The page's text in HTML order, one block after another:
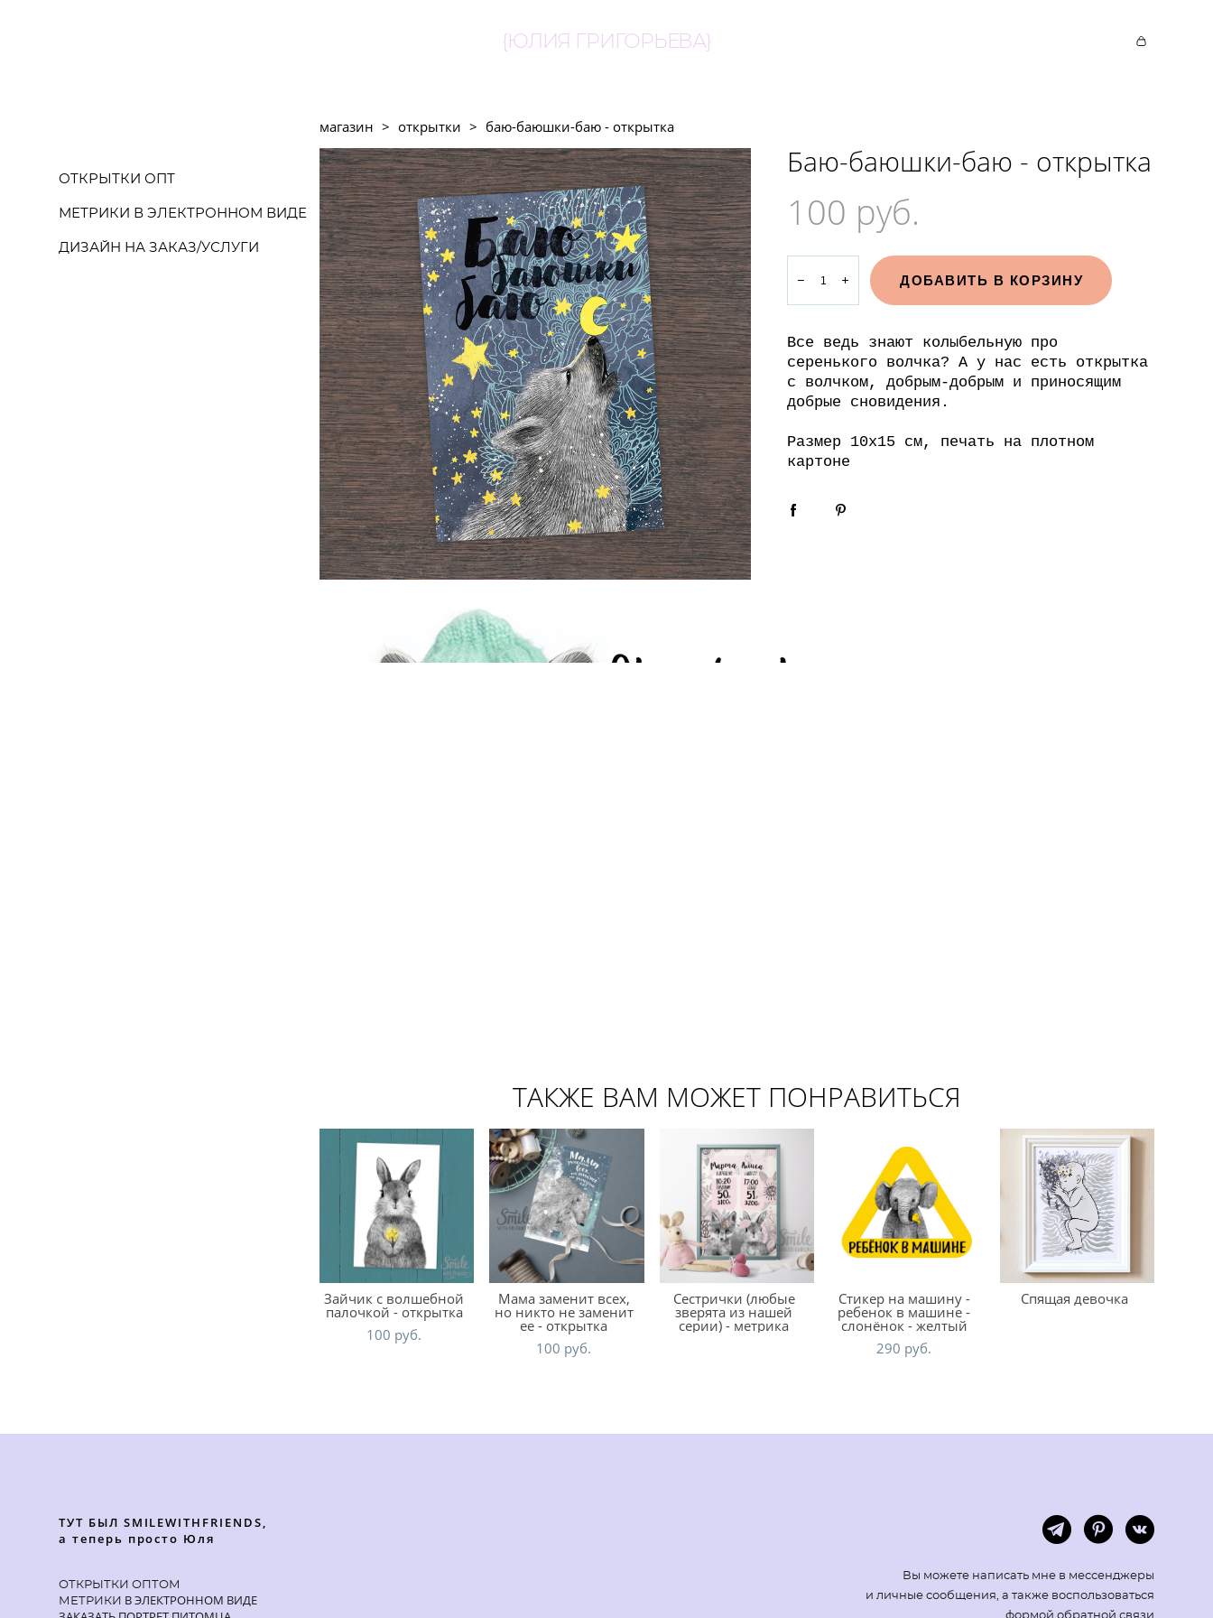
{ЮЛИЯ ГРИГОРЬЕВА}
ОТКРЫТКИ ОПТ
МЕТРИКИ В ЭЛЕКТРОННОМ ВИДЕ
ДИЗАЙН НА ЗАКАЗ/УСЛУГИ
магазин > открытки > баю-баюшки-баю - открытка
Баю-баюшки-баю - открытка
100 pуб.
ДОБАВИТЬ В КОРЗИНУ
Все ведь знают колыбельную про
серенького волчка? А у нас есть открытка
с волчком, добрым-добрым и приносящим
добрые сновидения.
Размер 10х15 см, печать на плотном
картоне
ТАКЖЕ ВАМ МОЖЕТ ПОНРАВИТЬСЯ
Зайчик с волшебной
палочкой - открытка
100 pуб.
Мама заменит всех,
но никто не заменит
ее - открытка
100 pуб.
Сестрички (любые
зверята из нашей
серии) - метрика
Стикер на машину -
ребенок в машине -
слонёнок - желтый
290 pуб.
Спящая девочка
ТУТ БЫЛ SMILEWITHFRIENDS,
а теперь просто Юля
ОТКРЫТКИ ОПТОМ
МЕТРИКИ В ЭЛЕКТРОННОМ ВИДЕ
Вы можете написать мне в мессенджеры
и личные сообщения, а также воспользоваться